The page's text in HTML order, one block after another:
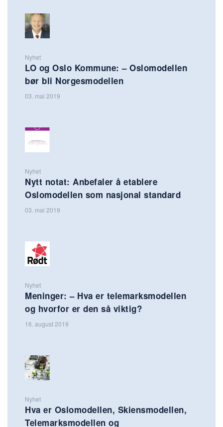
Nyhet
LO og Oslo Kommune: – Oslomodellen
bør bli Norgesmodellen
03. mai 2019
Nyhet
Nytt notat: Anbefaler å etablere
Oslomodellen som nasjonal standard
03. mai 2019
Nyhet
Meninger: – Hva er telemarksmodellen
og hvorfor er den så viktig?
16. august 2019
Nyhet
Hva er Oslomodellen, Skiensmodellen,
Telemarksmodellen og